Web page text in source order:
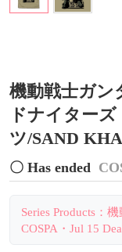
機動戦士ガン
ドナイター
ツ/SAND
〇 Has ended
Series Products：
COSPA・Jul 15